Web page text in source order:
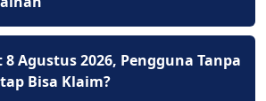
8 Agustus 2026, Pengguna Tanpa
Bisa Klaim?